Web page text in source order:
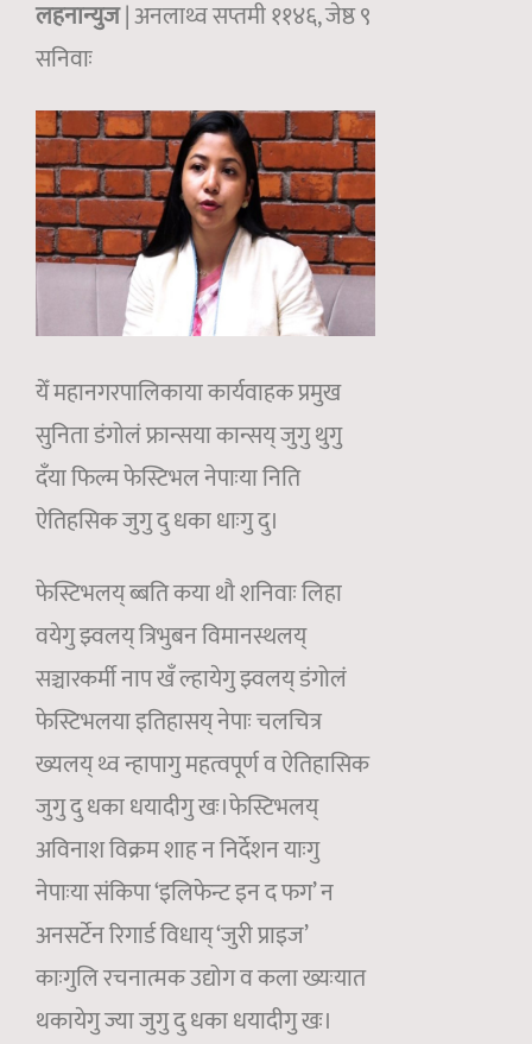
लहनान्युज| अनलाथ्व सप्तमी ११४६, जेष्ठ ९
सनिवाः
येँ महानगरपालिकाया कार्यवाहक प्रमुख
सुनिता डंगोलं फ्रान्सया कान्सय् जुगु थुगु
दँया फिल्म फेस्टिभल नेपाःया निति
ऐतिहसिक जुगु दु धका धाःगु दु।
फेस्टिभलय् ब्बति कया थौ शनिवाः लिहा
वयेगु झ्वलय् त्रिभुबन विमानस्थलय्
सञ्चारकर्मी नाप खँ ल्हायेगु झ्वलय् डंगोलं
फेस्टिभलया इतिहासय् नेपाः चलचित्र
ख्यलय् थ्व न्हापागु महत्वपूर्ण व ऐतिहासिक
जुगु दु धका धयादीगु खः।फेस्टिभलय्
अविनाश विक्रम शाह न निर्देशन याःगु
नेपाःया संकिपा ‘इलिफेन्ट इन द फग’ न
अनसर्टेन रिगार्ड विधाय् ‘जुरी प्राइज’
काःगुलि रचनात्मक उद्योग व कला ख्यःयात
थकायेगु ज्या जुगु दु धका धयादीगु खः।